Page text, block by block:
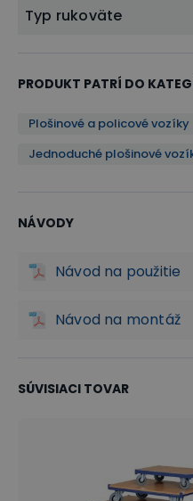
ložnej plochy a
Typ rukoväte
PRODUKT PATRÍ DO
Plošinové a policové vozíky
Jednoduché plošinové
NÁVODY
Návod na použitie
Návod na montáž
SÚVISIACI TOVAR